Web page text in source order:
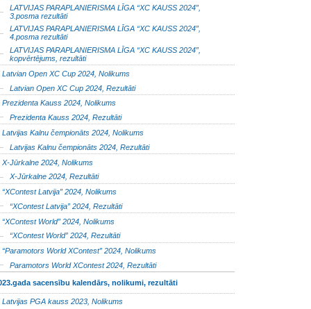
LATVIJAS PARAPLANIERISMA LĪGA “XC KAUSS 2024”,
3.posma rezultāti
LATVIJAS PARAPLANIERISMA LĪGA “XC KAUSS 2024”,
4.posma rezultāti
LATVIJAS PARAPLANIERISMA LĪGA “XC KAUSS 2024”,
kopvērtējums, rezultāti
Latvian Open XC Cup 2024, Nolikums
Latvian Open XC Cup 2024, Rezultāti
Prezidenta Kauss 2024, Nolikums
Prezidenta Kauss 2024, Rezultāti
Latvijas Kalnu čempionāts 2024, Nolikums
Latvijas Kalnu čempionāts 2024, Rezultāti
X-Jūrkalne 2024, Nolikums
X-Jūrkalne 2024, Rezultāti
“XContest Latvija” 2024, Nolikums
“XContest Latvija” 2024, Rezultāti
“XContest World” 2024, Nolikums
“XContest World” 2024, Rezultāti
“Paramotors World XContest” 2024, Nolikums
Paramotors World XContest 2024, Rezultāti
sacensību kalendārs, nolikumi, rezultāti
Latvijas PGA kauss 2023, Nolikums